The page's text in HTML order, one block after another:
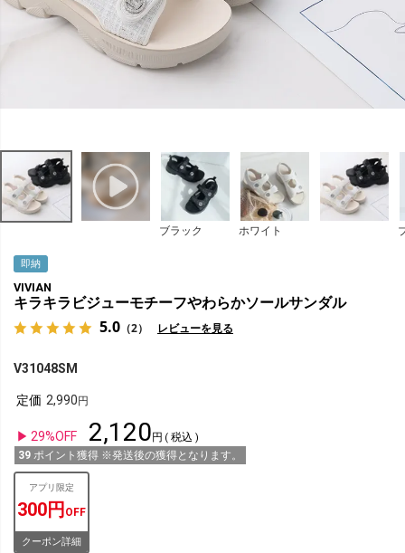
ブラック ホワイト
即納
VIVIAN
キラキラビジューモチーフやわらかソールサンダル
5.0 （2） レビューを見る
V31048SM
定価 2,990
29%OFF 2,120
税込
39 ポイント獲得 ※発送後の獲得となります。
アプリ限定
300円 OFF
クーポン詳細